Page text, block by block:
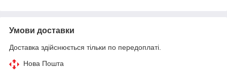
Умови доставки
Доставка здійснюється тільки по передоплаті.
Нова Пошта